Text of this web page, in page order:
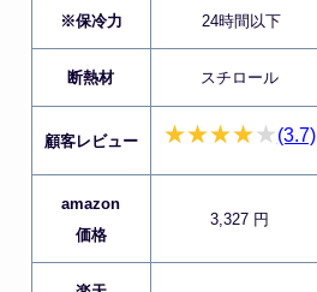
※保冷力 24時間以下
断熱材 スチロール
顧客レビュー (3.7)
amazon
価格
3,327 円